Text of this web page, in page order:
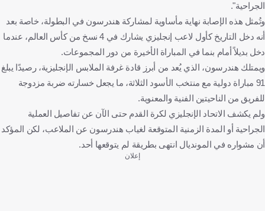
الجراحية".
وتُمثل هذه الإصابة نهاية مأساوية لمشاركة هندرسون في البطولة، خاصة بعد
أنه دخل التاريخ كأول لاعب إنجليزي يشارك في 4 نسخ من كأس العالم، عندما
دخل بديلاً أمام بنما في المباراة الأخيرة من دور المجموعات.
ويمتلك هندرسون، الذي يُعد من أبرز قادة غرفة الملابس الإنجليزية، رصيدًا يبلغ
91 مباراة دولية مع منتخب الأسود الثلاثة، ما يجعل خسارته ضربة مزدوجة
للفريق من الناحيتين الفنية والمعنوية.
ولم يكشف الاتحاد الإنجليزي لكرة القدم حتى الآن عن تفاصيل العملية
الجراحية أو المدة الزمنية المتوقعة لغياب هندرسون عن الملاعب، لكن المؤكد
أن مشواره في المونديال انتهى بطريقة لم يتوقعها أحد.
إعلان